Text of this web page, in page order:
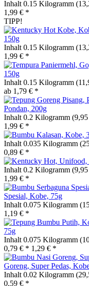
Inhalt 0.15 Kilogramm
1,99 € *
TIPP!
150g
Inhalt 0.15 Kilogramm
1,99 € *
150g
Inhalt 0.15 Kilogramm
ab 1,79 € *
Pondan, 200g
Inhalt 0.2 Kilogramm
1,99 € *
Inhalt 0.035 Kilogramm
0,89 € *
Inhalt 0.2 Kilogramm
1,99 € *
Spesial, Kobe, 75g
Inhalt 0.075 Kilogramm
1,19 € *
75g
Inhalt 0.075 Kilogramm
0,79 € * 1,29 € *
Goreng, Super Pedas,
Inhalt 0.02 Kilogramm
0,59 € *